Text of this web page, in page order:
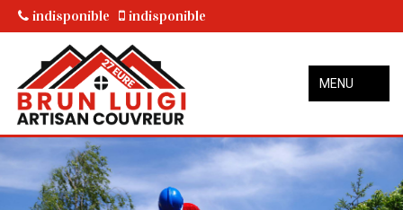
indisponible indisponible
MENU